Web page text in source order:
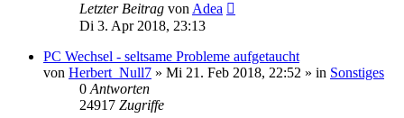
Letzter Beitrag von Adea
Di 3. Apr 2018, 23:13
PC Wechsel - seltsame Probleme aufgetaucht
von Herbert_Null7 » Mi 21. Feb 2018, 22:52 » in Sonstiges
0 Antworten
24917 Zugriffe